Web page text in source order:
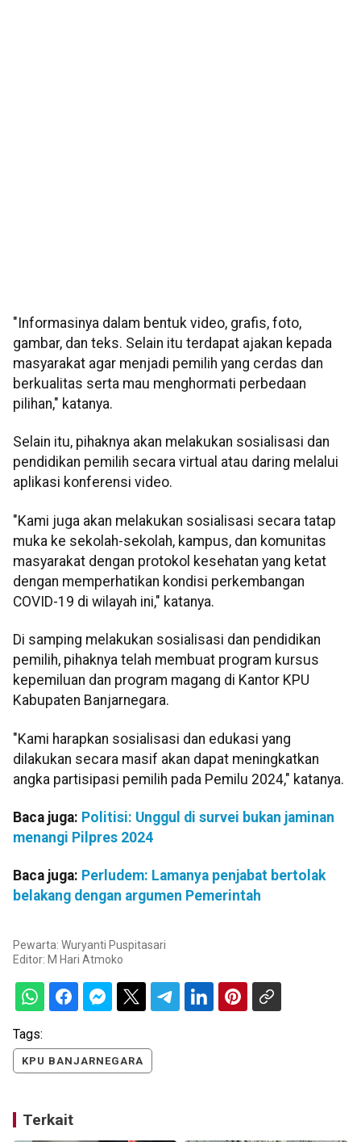
"Informasinya dalam bentuk video, grafis, foto,
gambar, dan teks. Selain itu terdapat ajakan kepada
masyarakat agar menjadi pemilih yang cerdas dan
berkualitas serta mau menghormati perbedaan
pilihan," katanya.
Selain itu, pihaknya akan melakukan sosialisasi dan
pendidikan pemilih secara virtual atau daring melalui
aplikasi konferensi video.
"Kami juga akan melakukan sosialisasi secara tatap
muka ke sekolah-sekolah, kampus, dan komunitas
masyarakat dengan protokol kesehatan yang ketat
dengan memperhatikan kondisi perkembangan
COVID-19 di wilayah ini," katanya.
Di samping melakukan sosialisasi dan pendidikan
pemilih, pihaknya telah membuat program kursus
kepemiluan dan program magang di Kantor KPU
Kabupaten Banjarnegara.
"Kami harapkan sosialisasi dan edukasi yang
dilakukan secara masif akan dapat meningkatkan
angka partisipasi pemilih pada Pemilu 2024," katanya.
Baca juga: Politisi: Unggul di survei bukan jaminan
menangi Pilpres 2024
Baca juga: Perludem: Lamanya penjabat bertolak
belakang dengan argumen Pemerintah
Pewarta: Wuryanti Puspitasari
Editor: M Hari Atmoko
Tags:
KPU BANJARNEGARA
Terkait